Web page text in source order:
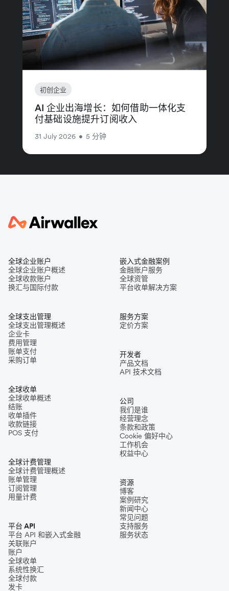
初创企业
AI 企业出海增长：如何借助一体化支
付基础设施提升订阅收入
31 July 2026 • 5 分钟
全球企业账户
全球企业账户概述
全球收款账户
换汇与国际付款
全球支出管理
全球支出管理概述
企业卡
费用管理
账单支付
采购订单
全球收单
全球收单概述
结账
收单插件
收款链接
POS 支付
全球计费管理
全球计费管理概述
账单管理
订阅管理
用量计费
平台 API
平台 API 和嵌入式金融
关联账户
账户
全球收单
系统性换汇
全球付款
发卡
嵌入式金融案例
金融账户服务
全球资管
平台收单解决方案
服务方案
定价方案
开发者
产品文档
API 技术文档
公司
我们是谁
经营理念
条款和政策
Cookie 偏好中心
工作机会
权益中心
资源
博客
案例研究
新闻中心
常见问题
支持服务
服务状态